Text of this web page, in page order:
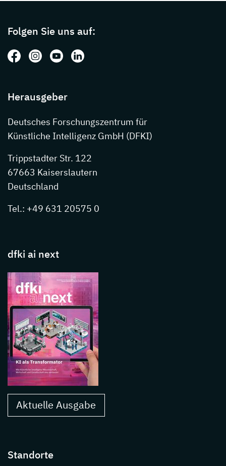
Folgen Sie uns auf:
Folgen Sie uns auf: Facebook
Folgen Sie uns auf: Instagram
Folgen Sie uns auf: Youtube
Folgen Sie uns auf: LinkedIn
Herausgeber
Deutsches Forschungszentrum für
Künstliche Intelligenz GmbH (DFKI)
Trippstadter Str. 122
67663 Kaiserslautern
Deutschland
Tel.: +49 631 20575 0
dfki ai next
Aktuelle Ausgabe
Standorte